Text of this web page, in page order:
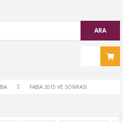
ARA
FABİA 2015 VE SONRASI